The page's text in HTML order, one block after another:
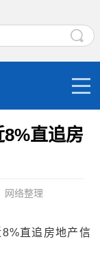
直追房
网络整理
直追房地产信